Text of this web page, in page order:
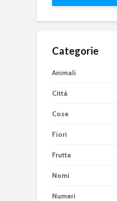
Categorie
Animali
Città
Cose
Fiori
Frutta
Nomi
Numeri